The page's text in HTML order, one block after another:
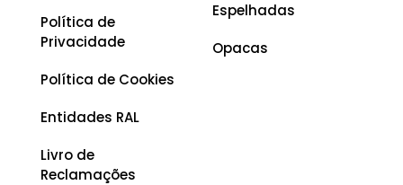
Política de
Privacidade
Política de Cookies
Entidades RAL
Livro de
Reclamações
Espelhadas
Opacas